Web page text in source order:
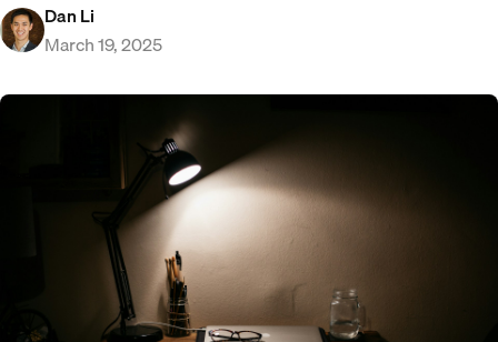
Dan Li
March 19, 2025